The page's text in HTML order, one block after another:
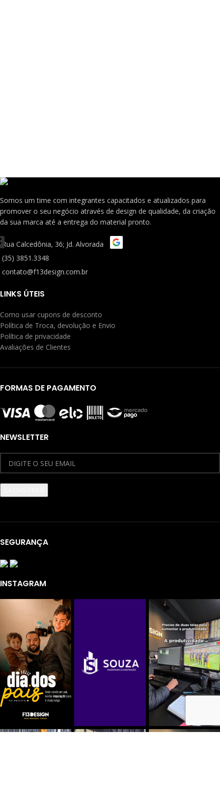
Somos um time com integrantes capacitados e atualizados para
promover o seu negócio através de design de qualidade, da criação
da sua marca até a entrega do material pronto.
Rua Calcedônia, 36; Jd. Alvorada
(35) 3851.3348
contato@f13design.com.br
LINKS ÚTEIS
Como usar cupons de desconto
Política de Troca, devolução e Envio
Política de privacidade
Avaliações de Clientes
FORMAS DE PAGAMENTO
NEWSLETTER
SEGURANÇA
INSTAGRAM